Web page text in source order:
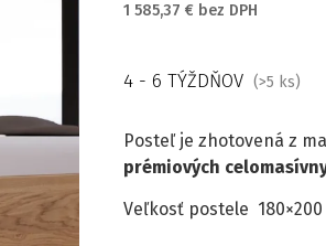
1 585,37 € bez DPH
Posteľ je zhotovená z
prémiových
Veľkosť postele
4 - 6 TÝŽDŇOV (>5 ks)